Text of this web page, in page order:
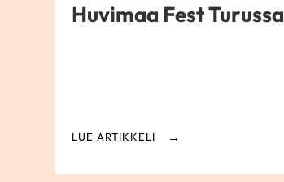
Huvimaa Fest Turussa
LUE ARTIKKELI